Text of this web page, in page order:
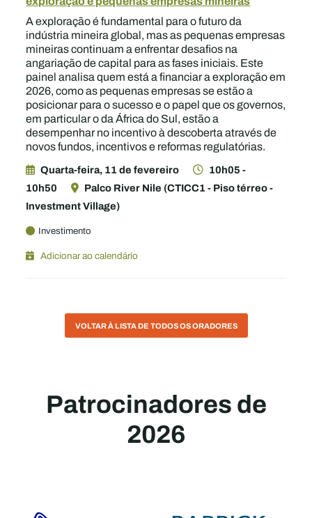
A exploração é fundamental para o futuro da
indústria mineira global, mas as pequenas empresas
mineiras continuam a enfrentar desafios na
angariação de capital para as fases iniciais. Este
painel analisa quem está a financiar a exploração em
2026, como as pequenas empresas se estão a
posicionar para o sucesso e o papel que os governos,
em particular o da África do Sul, estão a
desempenhar no incentivo à descoberta através de
novos fundos, incentivos e reformas regulatórias.
Quarta-feira, 11 de fevereiro
10h05 -
10h50
Palco River Nile (CTICC1 - Piso térreo -
Investment Village)
Investimento
Adicionar ao calendário
VOLTAR À LISTA DE TODOS OS ORADORES
Patrocinadores de
2026